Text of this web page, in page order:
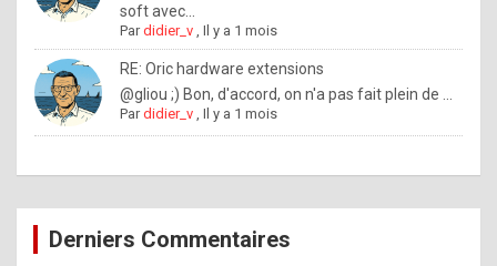
n
o
w
h
o
w
o
soft avec...
Pardidier_v ,Il y a 1 mois
RE: Oric hardware extensions
@gliou ;) Bon, d'accord, on n'a pas fait plein de ...
Pardidier_v ,Il y a 1 mois
Derniers Commentaires